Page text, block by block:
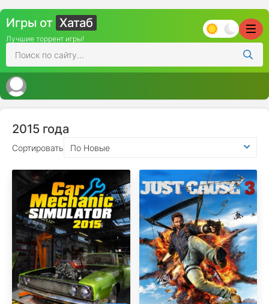
Игры от Хатаб
Лучшие торрент игры!
2015 года
Сортировать По Новые